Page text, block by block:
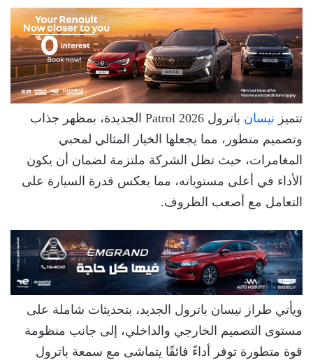
تتميز نيسان
باترول Patrol 2026 الجديدة، بمظهر جذاب
وتصميم متطور، مما يجعلها الخيار المثالي لمحبي
المغامرات، حيث تظل الشركة ملتزمة لضمان أن يكون
الأداء في أعلى مستوياته، مما يعكس قدرة السيارة على
التعامل مع أصعب الظروف.
ويأتي طراز نيسان باترول الجديد، بتحديثات شاملة على
مستوى التصميم الخارجي والداخلي، إلى جانب منظومة
قوة متطورة توفر أداءً فائقًا يتماشى مع سمعة باترول